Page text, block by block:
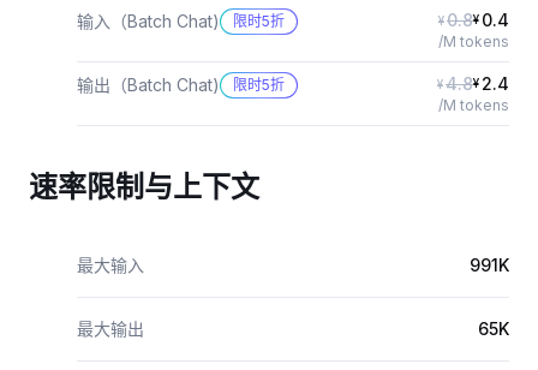
输入（Batch Chat) 限时5折 ¥0.8¥ 0.4
/M tokens
输出（Batch Chat) 限时5折 ¥4.8¥ 2.4
/M tokens
速率限制与上下文
最大输入 991K
最大输出 65K